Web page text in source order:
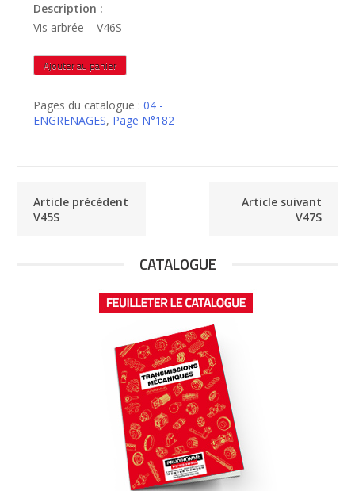
Description :
Vis arbrée – V46S
quantité
de
Ajouter au panier
Pages du catalogue :04 -
ENGRENAGES, Page N°182
Article précédent
V45S
Article suivant
V47S
CATALOGUE